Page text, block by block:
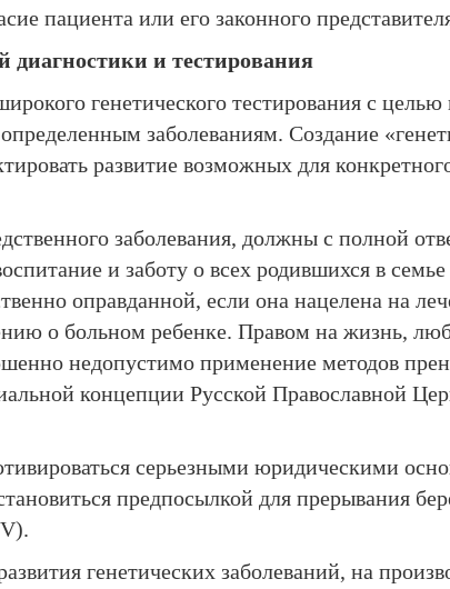
пациента или его законного
диагностики и тестирования
генетического тестирования с
заболеваниям. Создание
развитие возможных для
заболевания, должны с полной
и заботу о всех родившихся в
оправданной, если она нацелена на
о больном ребенке. Правом на жизнь,
недопустимо применение методов
концепции Русской Православной
серьезными юридическими
предпосылкой для прерывания
генетических заболеваний, на